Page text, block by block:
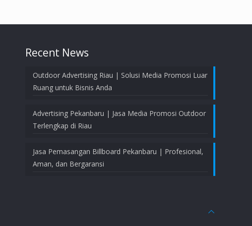
Recent News
Outdoor Advertising Riau | Solusi Media Promosi Luar
Ruang untuk Bisnis Anda
Advertising Pekanbaru | Jasa Media Promosi Outdoor
Terlengkap di Riau
Jasa Pemasangan Billboard Pekanbaru | Profesional,
Aman, dan Bergaransi